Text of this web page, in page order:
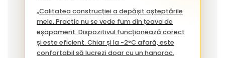
„Calitatea construcției a depășit așteptările
mele. Practic nu se vede fum din țeava de
eșapament. Dispozitivul funcționează corect
și este eficient. Chiar și la -2°C afară, este
confortabil să lucrezi doar cu un hanorac.